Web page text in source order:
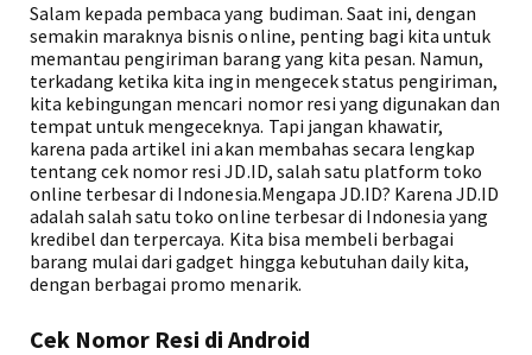
Salam kepada pembaca yang budiman. Saat ini, dengan
semakin maraknya bisnis online, penting bagi kita untuk
memantau pengiriman barang yang kita pesan. Namun,
terkadang ketika kita ingin mengecek status pengiriman,
kita kebingungan mencari nomor resi yang digunakan dan
tempat untuk mengeceknya. Tapi jangan khawatir,
karena pada artikel ini akan membahas secara lengkap
tentang cek nomor resi JD.ID, salah satu platform toko
online terbesar di Indonesia.Mengapa JD.ID? Karena JD.ID
adalah salah satu toko online terbesar di Indonesia yang
kredibel dan terpercaya. Kita bisa membeli berbagai
barang mulai dari gadget hingga kebutuhan daily kita,
dengan berbagai promo menarik.
Cek Nomor Resi di Android